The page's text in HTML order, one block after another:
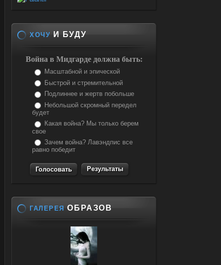
ХОЧУ И БУДУ
Война в Мидгарде должна быть:
Масштабной и эпической
Быстрой и стремительной
Подлиннее и жертв побольше
Небольшой скромный передел
будет
Какая война? Мы только берем
свое
Зачем война? Лавэндпис все
равно победит
Результаты
ГАЛЕРЕЯ ОБРАЗОВ